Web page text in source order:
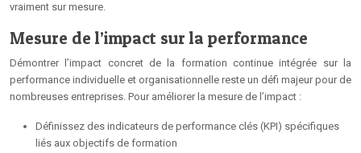
vraiment sur mesure.
Mesure de l’impact sur la performance
Démontrer l’impact concret de la formation continue intégrée sur la
performance individuelle et organisationnelle reste un défi majeur pour de
nombreuses entreprises. Pour améliorer la mesure de l’impact :
Définissez des indicateurs de performance clés (KPI) spécifiques
liés aux objectifs de formation